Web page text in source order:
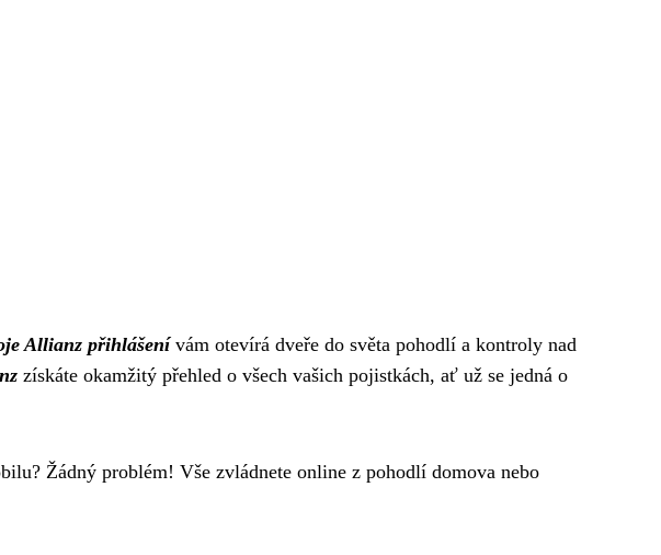
Allianz přihlášenívám otevírá dveře do světa pohodlí a kontroly nad
získáte okamžitý přehled o všech vašich pojistkách, ať už se jedná o
Žádný problém! Vše zvládnete online z pohodlí domova nebo